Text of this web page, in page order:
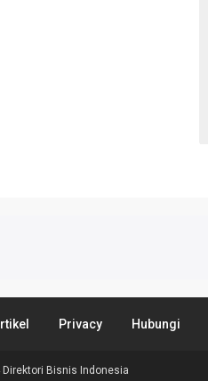
Privacy Hubungi
Direktori Bisnis Indonesia